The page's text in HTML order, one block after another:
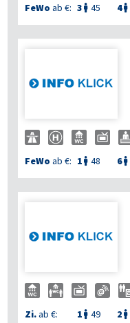
FeWo ab €: 3  45 4
FeWo ab €: 1  48 6
Zi.ab €: 1  49 2 